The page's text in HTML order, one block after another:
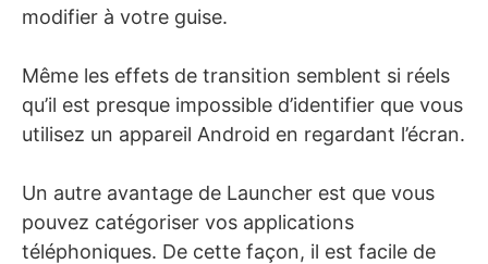
modifier à votre guise.
Même les effets de transition semblent si réels
qu’il est presque impossible d’identifier que vous
utilisez un appareil Android en regardant l’écran.
Un autre avantage de Launcher est que vous
pouvez catégoriser vos applications
téléphoniques. De cette façon, il est facile de